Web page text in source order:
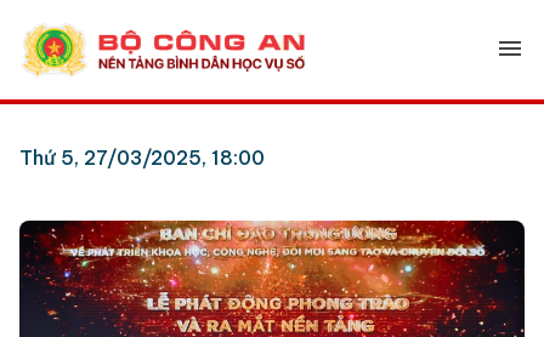
menu
Thứ 5, 27/03/2025, 18:00